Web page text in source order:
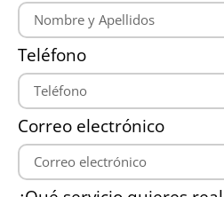
Teléfono
Correo electrónico